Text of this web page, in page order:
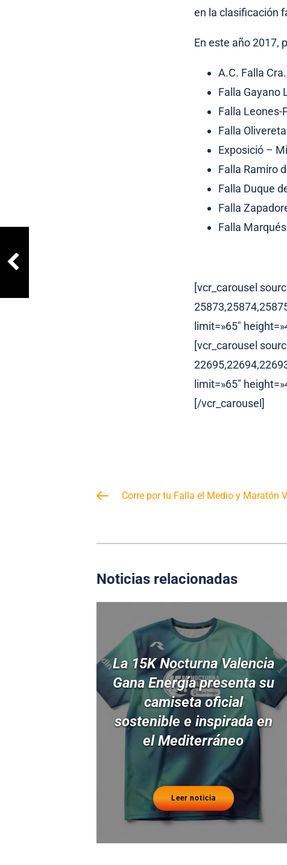
en la clasificación
En este año 2017,
A.C. Falla
Falla Gayano
Falla Leones-
Falla
Exposició –
Falla Ramiro
Falla Duque
Falla
Falla
[vcr_carousel
limit=»65″
[vcr_carousel
limit=»65″
[/vcr_carousel]
Corre por tu Falla el Medio y Maratón
Noticias relacionadas
La 15K Nocturna Valencia
Gana Energía presenta su
camiseta oficial
sostenible e inspirada en
el Mediterráneo
Leer noticia